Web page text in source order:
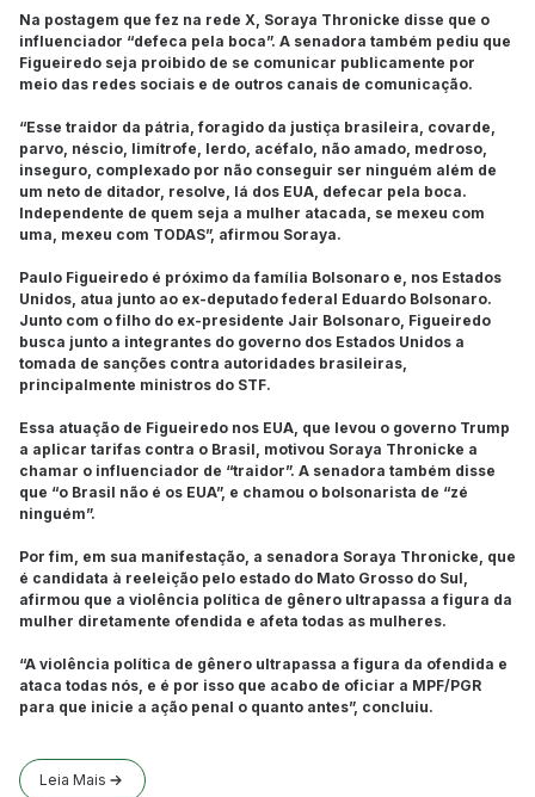
Na postagem que fez na rede X, Soraya Thronicke disse que o
influenciador “defeca pela boca”. A senadora também pediu que
Figueiredo seja proibido de se comunicar publicamente por
meio das redes sociais e de outros canais de comunicação.
“Esse traidor da pátria, foragido da justiça brasileira, covarde,
parvo, néscio, limítrofe, lerdo, acéfalo, não amado, medroso,
inseguro, complexado por não conseguir ser ninguém além de
um neto de ditador, resolve, lá dos EUA, defecar pela boca.
Independente de quem seja a mulher atacada, se mexeu com
uma, mexeu com TODAS”, afirmou Soraya.
Paulo Figueiredo é próximo da família Bolsonaro e, nos Estados
Unidos, atua junto ao ex-deputado federal Eduardo Bolsonaro.
Junto com o filho do ex-presidente Jair Bolsonaro, Figueiredo
busca junto a integrantes do governo dos Estados Unidos a
tomada de sanções contra autoridades brasileiras,
principalmente ministros do STF.
Essa atuação de Figueiredo nos EUA, que levou o governo Trump
a aplicar tarifas contra o Brasil, motivou Soraya Thronicke a
chamar o influenciador de “traidor”. A senadora também disse
que “o Brasil não é os EUA”, e chamou o bolsonarista de “zé
ninguém”.
Por fim, em sua manifestação, a senadora Soraya Thronicke, que
é candidata à reeleição pelo estado do Mato Grosso do Sul,
afirmou que a violência política de gênero ultrapassa a figura da
mulher diretamente ofendida e afeta todas as mulheres.
“A violência política de gênero ultrapassa a figura da ofendida e
ataca todas nós, e é por isso que acabo de oficiar a MPF/PGR
para que inicie a ação penal o quanto antes”, concluiu.
Leia Mais